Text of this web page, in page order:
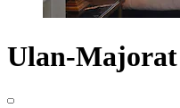
Ulan-